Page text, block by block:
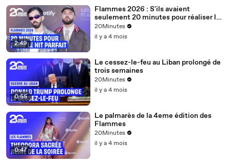
2:49
Flammes 2026 : S'ils avaient
seulement 20 minutes pour réaliser le
hit parfait, quelle serait la recette ?
20Minutes
il y a 4 mois
0:55
Le cessez-le-feu au Liban prolongé de
trois semaines
20Minutes
il y a 4 mois
0:47
Le palmarès de la 4eme édition des
Flammes
20Minutes
il y a 4 mois